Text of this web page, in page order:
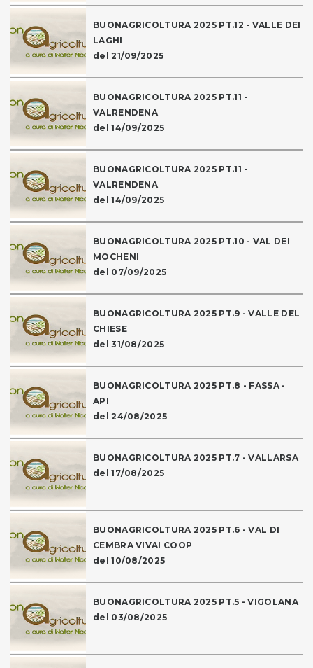
BUONAGRICOLTURA 2025 PT.12 - VALLE DEI
LAGHI
del 21/09/2025
BUONAGRICOLTURA 2025 PT.11 -
VALRENDENA
del 14/09/2025
BUONAGRICOLTURA 2025 PT.11 -
VALRENDENA
del 14/09/2025
BUONAGRICOLTURA 2025 PT.10 - VAL DEI
MOCHENI
del 07/09/2025
BUONAGRICOLTURA 2025 PT.9 - VALLE DEL
CHIESE
del 31/08/2025
BUONAGRICOLTURA 2025 PT.8 - FASSA -
API
del 24/08/2025
BUONAGRICOLTURA 2025 PT.7 - VALLARSA
del 17/08/2025
BUONAGRICOLTURA 2025 PT.6 - VAL DI
CEMBRA VIVAI COOP
del 10/08/2025
BUONAGRICOLTURA 2025 PT.5 - VIGOLANA
del 03/08/2025